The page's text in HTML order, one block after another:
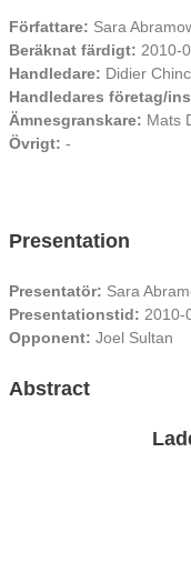
Författare: Sara
Beräknat färdigt: 2010-
Handledare: Didier
Handledares företag/
Ämnesgranskare: Mats
Övrigt: -
Presentation
Presentatör: Sara
Presentationstid: 2010-
Opponent: Joel Sultan
Abstract